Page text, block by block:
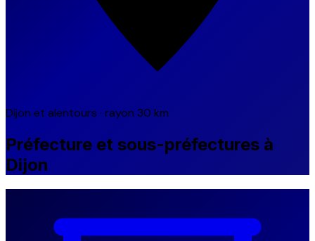
Dijon et alentours · rayon 30 km
Préfecture et sous-préfectures à
Dijon